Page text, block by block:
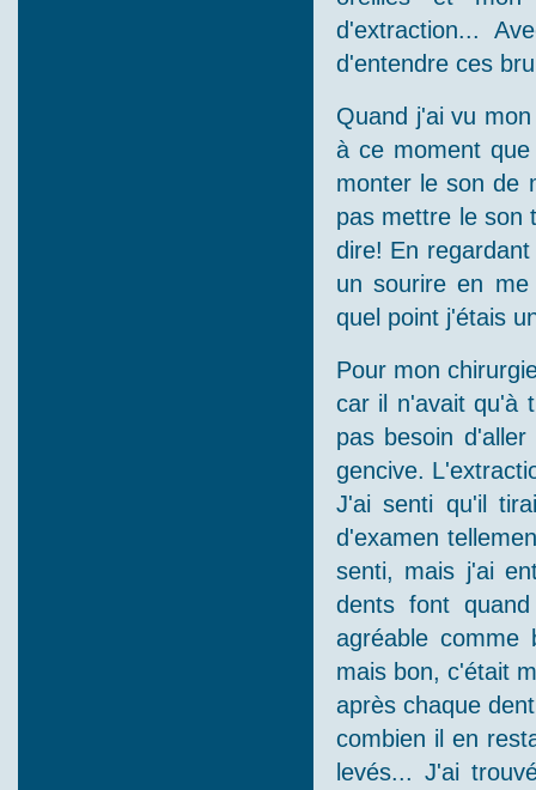
d'extraction...
d'entendre ces
Quand j'ai vu
à ce moment
monter le son de
pas mettre le son
dire! En
un sourire en
quel point j'étais
Pour mon
car il n'avait qu'à
pas besoin
gencive.
J'ai senti qu'il
d'examen
senti, mais j'ai
dents font
agréable
mais bon, c'était
après chaque
combien il en
levés... J'ai